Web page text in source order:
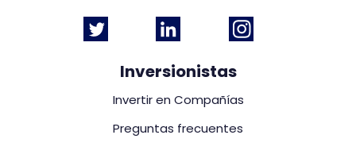
Inversionistas
Invertir en Compañías
Preguntas frecuentes